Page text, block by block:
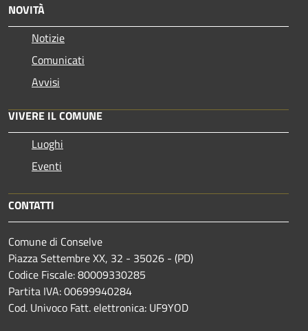
NOVITÀ
Notizie
Comunicati
Avvisi
VIVERE IL COMUNE
Luoghi
Eventi
CONTATTI
Comune di Conselve
Piazza Settembre XX, 32 - 35026 - (PD)
Codice Fiscale: 80009330285
Partita IVA: 00699940284
Cod. Univoco Fatt. elettronica: UF9YOD